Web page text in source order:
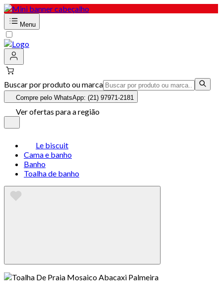
Menu
Buscar por produto ou marca
Compre pelo WhatsApp: (21) 97971-2181
Ver ofertas para a região
Le biscuit
Cama e banho
Banho
Toalha de banho